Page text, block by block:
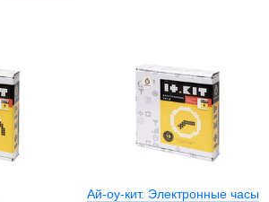
Ай-оу-кит. Электронные часы